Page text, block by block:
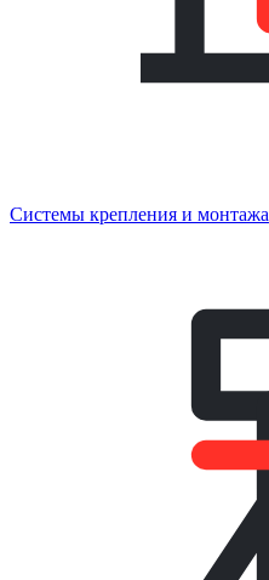
Системы крепления и монтажа